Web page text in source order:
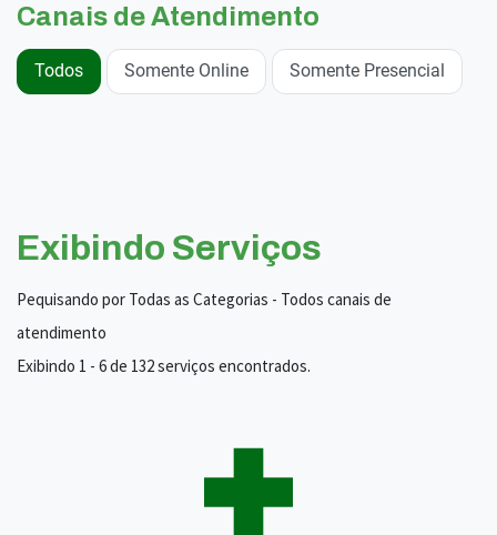
Canais de Atendimento
Todos Somente Online Somente Presencial
Exibindo Serviços
Pequisando por Todas as Categorias - Todos canais de
atendimento
Exibindo 1 - 6 de 132 serviços encontrados.